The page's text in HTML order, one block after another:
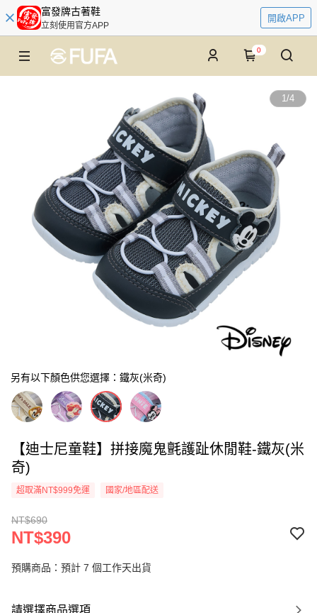
富發牌古著鞋
立刻使用官方APP
開啟APP
0
1/4
另有以下顏色供您選擇：鐵灰(米奇)
【迪士尼童鞋】拼接魔鬼氈護趾休閒鞋-鐵灰(米
奇)
超取滿NT$999免運 國家/地區配送
NT$690
NT$390
預購商品：預計 7 個工作天出貨
請選擇商品選項